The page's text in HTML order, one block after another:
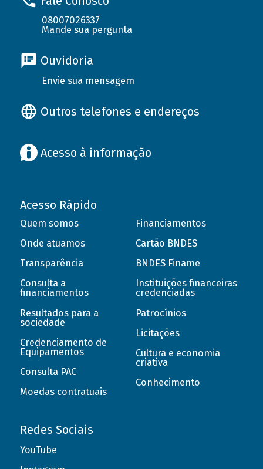
08007026337
Mande sua pergunta
Ouvidoria
Envie sua mensagem
Outros telefones e endereços
Acesso à informação
Acesso Rápido
Quem somos
Onde atuamos
Transparência
Consulta a
financiamentos
Resultados para a
sociedade
Credenciamento de
Equipamentos
Consulta PAC
Moedas contratuais
Financiamentos
Cartão BNDES
BNDES Finame
Instituições financeiras
credenciadas
Patrocínios
Licitações
Cultura e economia
criativa
Conhecimento
Redes Sociais
YouTube